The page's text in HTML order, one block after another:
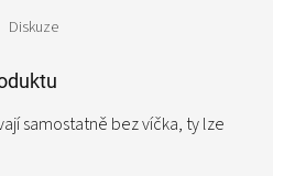
Diskuze
samostatně bez víčka, ty lze